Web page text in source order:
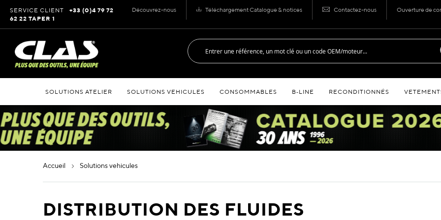
Découvrez-nous Téléchargement Catalogue & notices Contactez-nous Ouverture de
au
contenu
SERVICE CLIENT
+33 (0)4 79 72
62 22 TAPER 1
SOLUTIONS ATELIER SOLUTIONS VEHICULES CONSOMMABLES B‑LINE RECONDITIONNÉS
accueil solutions vehicules
DISTRIBUTION DES FLUIDES